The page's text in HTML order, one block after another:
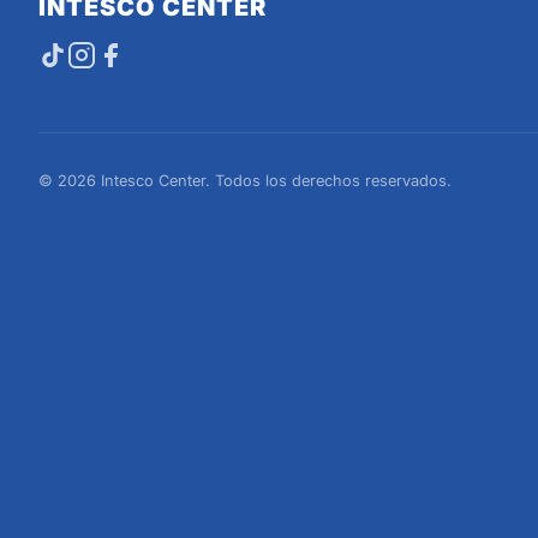
INTESCO CENTER
© 2026 Intesco Center. Todos los derechos reservados.